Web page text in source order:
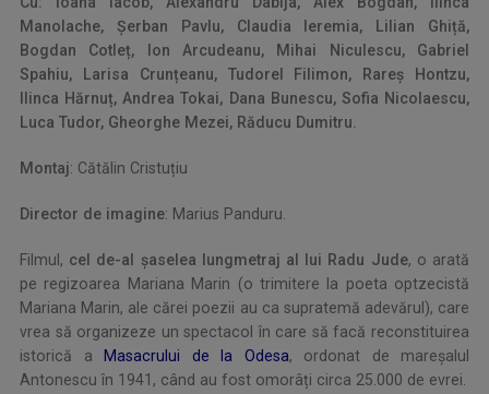
Manolache, Șerban Pavlu, Claudia Ieremia, Lilian Ghiță,
Bogdan Cotleț, Ion Arcudeanu, Mihai Niculescu, Gabriel
Spahiu, Larisa Crunțeanu, Tudorel Filimon, Rareș Hontzu,
Ilinca Hărnuț, Andrea Tokai, Dana Bunescu, Sofia Nicolaescu,
Luca Tudor, Gheorghe Mezei, Răducu Dumitru.
Montaj: Cătălin Cristuțiu
Director de imagine: Marius Panduru.
Filmul, cel de-al șaselea lungmetraj al lui Radu Jude, o arată
pe regizoarea Mariana Marin (o trimitere la poeta optzecistă
Mariana Marin, ale cărei poezii au ca supratemă adevărul), care
vrea să organizeze un spectacol în care să facă reconstituirea
istorică a
Masacrului de la Odesa, ordonat de mareșalul
Antonescu în 1941, când au fost omorâți circa 25.000 de evrei.